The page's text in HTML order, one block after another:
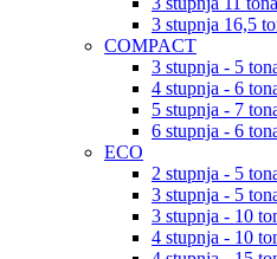
3 stupnja 16,5
COMPACT
3 stupnja - 5
4 stupnja - 6
5 stupnja - 7
6 stupnja - 6
ECO
2 stupnja - 5
3 stupnja - 5
3 stupnja - 10
4 stupnja - 10